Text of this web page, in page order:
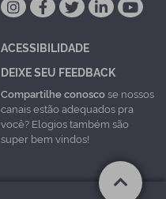
ACESSIBILIDADE
DEIXE SEU FEEDBACK
Compartilhe conoscose nossos
canais estão adequados pra
você? Elogios também são
super bem vindos!